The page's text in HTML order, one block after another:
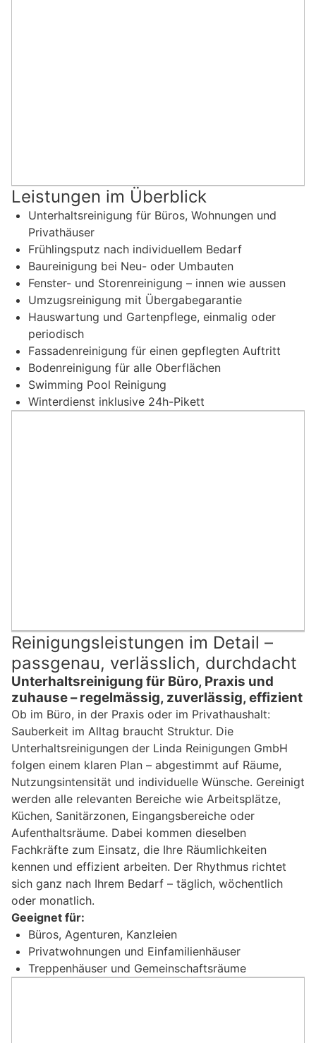
Leistungen im Überblick
Unterhaltsreinigung für Büros, Wohnungen und
Privathäuser
Frühlingsputz nach individuellem Bedarf
Baureinigung bei Neu- oder Umbauten
Fenster- und Storenreinigung – innen wie aussen
Umzugsreinigung mit Übergabegarantie
Hauswartung und Gartenpflege, einmalig oder
periodisch
Fassadenreinigung für einen gepflegten Auftritt
Bodenreinigung für alle Oberflächen
Swimming Pool Reinigung
Winterdienst inklusive 24h-Pikett
Reinigungsleistungen im Detail –
passgenau, verlässlich, durchdacht
Unterhaltsreinigung für Büro, Praxis und
zuhause – regelmässig, zuverlässig, effizient
Ob im Büro, in der Praxis oder im Privathaushalt:
Sauberkeit im Alltag braucht Struktur. Die
Unterhaltsreinigungen der Linda Reinigungen GmbH
folgen einem klaren Plan – abgestimmt auf Räume,
Nutzungsintensität und individuelle Wünsche. Gereinigt
werden alle relevanten Bereiche wie Arbeitsplätze,
Küchen, Sanitärzonen, Eingangsbereiche oder
Aufenthaltsräume. Dabei kommen dieselben
Fachkräfte zum Einsatz, die Ihre Räumlichkeiten
kennen und effizient arbeiten. Der Rhythmus richtet
sich ganz nach Ihrem Bedarf – täglich, wöchentlich
oder monatlich.
Geeignet für:
Büros, Agenturen, Kanzleien
Privatwohnungen und Einfamilienhäuser
Treppenhäuser und Gemeinschaftsräume